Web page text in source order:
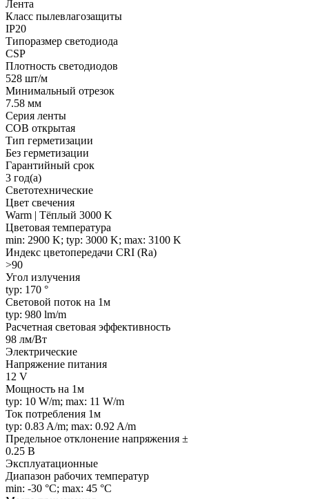
Лента
Класс пылевлагозащиты
IP20
Типоразмер светодиода
CSP
Плотность светодиодов
528 шт/м
Минимальный отрезок
7.58 мм
Серия ленты
COB открытая
Тип герметизации
Без герметизации
Гарантийный срок
3 год(а)
Светотехнические
Цвет свечения
Warm | Тёплый 3000 K
Цветовая температура
min: 2900 K; typ: 3000 K; max: 3100 K
Индекс цветопередачи CRI (Ra)
>90
Угол излучения
typ: 170 °
Световой поток на 1м
typ: 980 lm/m
Расчетная световая эффективность
98 лм/Вт
Электрические
Напряжение питания
12 V
Мощность на 1м
typ: 10 W/m; max: 11 W/m
Ток потребления 1м
typ: 0.83 A/m; max: 0.92 A/m
Предельное отклонение напряжения ±
0.25 В
Эксплуатационные
Диапазон рабочих температур
min: -30 °C; max: 45 °C